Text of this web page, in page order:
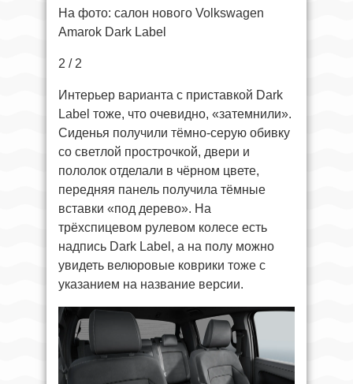
На фото: салон нового Volkswagen
Amarok Dark Label
2 / 2
Интерьер варианта с приставкой Dark
Label тоже, что очевидно, «затемнили».
Сиденья получили тёмно-серую обивку
со светлой прострочкой, двери и
пололок отделали в чёрном цвете,
передняя панель получила тёмные
вставки «под дерево». На
трёхспицевом рулевом колесе есть
надпись Dark Label, а на полу можно
увидеть велюровые коврики тоже с
указанием на название версии.